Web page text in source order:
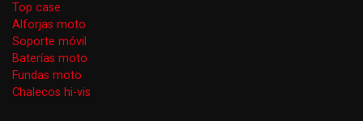
Top case
Alforjas moto
Soporte móvil
Baterías moto
Fundas moto
Chalecos hi-vis